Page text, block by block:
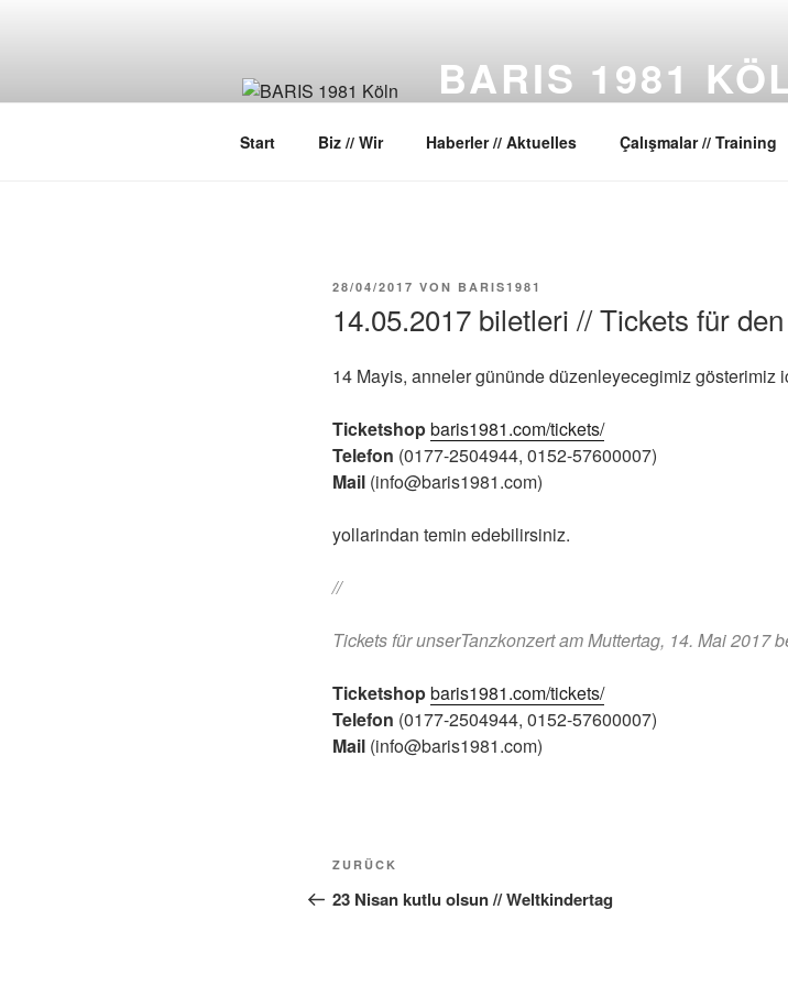
BARIS 1981
Start Biz // Wir Haberler // Aktuelles Çalışmalar // Training
VERÖFFENTLICHT
28/04/2017 VON BARIS1981
14.05.2017 biletleri // Tickets für
14 Mayis, anneler gününde düzenleyecegimiz gösterimiz
Ticketshopbaris1981.com/tickets/
Telefon (0177-2504944, 0152-57600007)
Mail (info@baris1981.com)
yollarindan temin edebilirsiniz.
//
Tickets für unserTanzkonzert am Muttertag, 14. Mai 2017
Ticketshopbaris1981.com/tickets/
Telefon (0177-2504944, 0152-57600007)
Mail (info@baris1981.com)
Beitragsnavigation
Vorheriger
Beitrag
ZURÜCK
23 Nisan kutlu olsun // Weltkindertag